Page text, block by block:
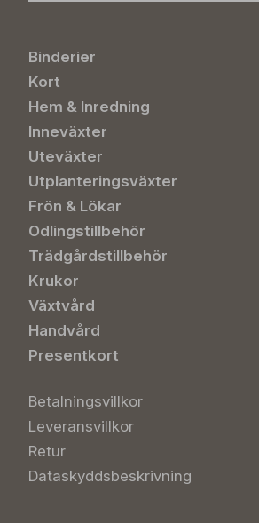
Binderier
Kort
Hem & Inredning
Inneväxter
Uteväxter
Utplanteringsväxter
Frön & Lökar
Odlingstillbehör
Trädgårdstillbehör
Krukor
Växtvård
Handvård
Presentkort
Betalningsvillkor
Leveransvillkor
Retur
Dataskyddsbeskrivning